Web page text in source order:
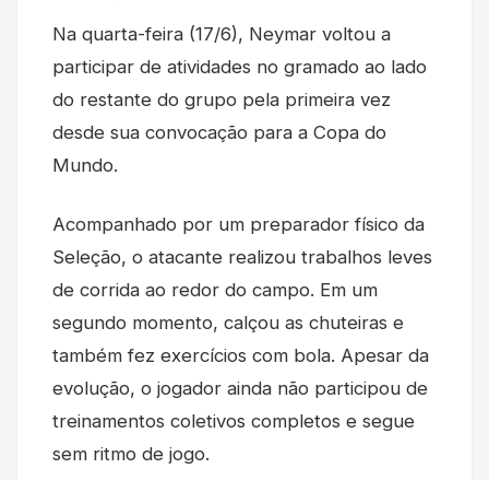
Na quarta-feira (17/6), Neymar voltou a
participar de atividades no gramado ao lado
do restante do grupo pela primeira vez
desde sua convocação para a Copa do
Mundo.
Acompanhado por um preparador físico da
Seleção, o atacante realizou trabalhos leves
de corrida ao redor do campo. Em um
segundo momento, calçou as chuteiras e
também fez exercícios com bola. Apesar da
evolução, o jogador ainda não participou de
treinamentos coletivos completos e segue
sem ritmo de jogo.